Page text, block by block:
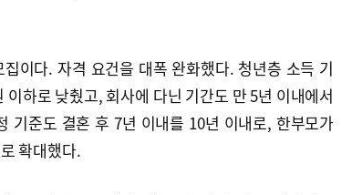
이다. 자격 요건을 대폭 완화했다. 청년층 소득 기
하로 낮췄고, 회사에 다닌 기간도 만 5년 이내에서
기준도 결혼 후 7년 이내를 10년 이내로, 한부모가
확대했다.